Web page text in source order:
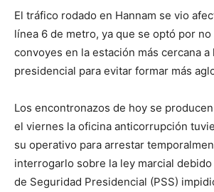
El tráfico rodado en Hannam se vio
línea 6 de metro, ya que se optó por
convoyes en la estación más cercana
presidencial para evitar formar más
Los encontronazos de hoy se
el viernes la oficina anticorrupción
su operativo para arrestar
interrogarlo sobre la ley marcial
de Seguridad Presidencial (PSS)